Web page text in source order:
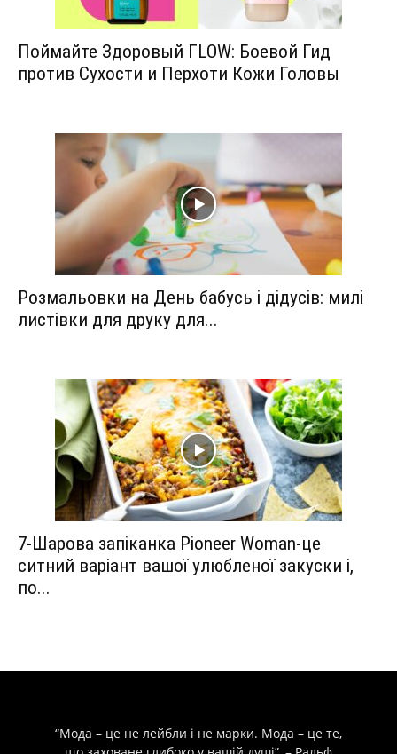
Поймайте Здоровый ГLOW: Боевой Гид
против Сухости и Перхоти Кожи Головы
Розмальовки на День бабусь і дідусів: милі
листівки для друку для...
7-Шарова запіканка Pioneer Woman-це
ситний варіант вашої улюбленої закуски і,
по...
“Мода – це не лейбли і не марки. Мода – це те,